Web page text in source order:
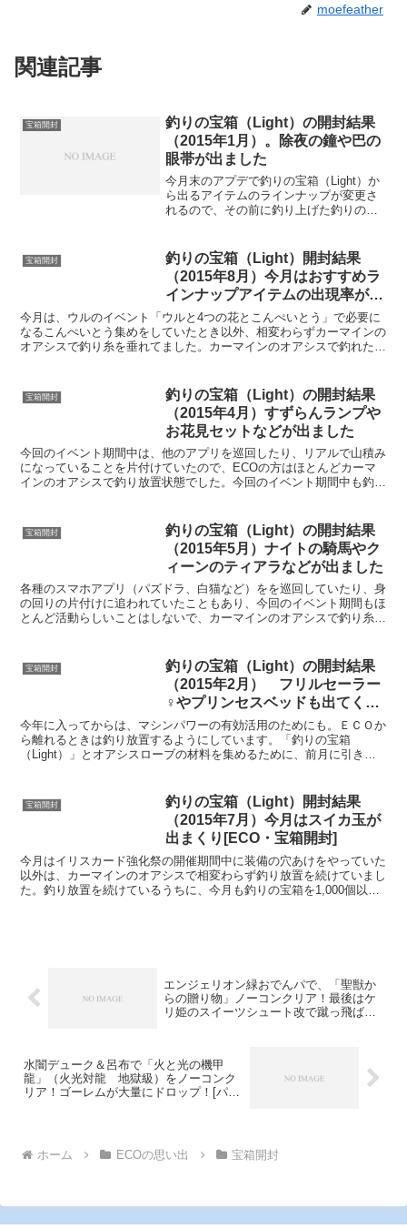
moefeather
関連記事
宝箱開封
釣りの宝箱（Light）の開封結果
（2015年1月）。除夜の鐘や巴の
眼帯が出ました
今月末のアプデで釣りの宝箱（Light）か
ら出るアイテムのラインナップが変更さ
れるので、その前に釣り上げた釣りの宝
イベントで釣り上げた分と合わせて開封
するこ...
宝箱開封
釣りの宝箱（Light）開封結果
（2015年8月）今月はおすすめラ
インナップアイテムの出現率が良
すぎる！[ＥＣＯ・宝箱開封]
今月は、ウルのイベント「ウルと4つの花とこんぺいとう」で必要に
なるこんぺいとう集めをしていたとき以外、相変わらずカーマインの
オアシスで釣り糸を垂れてました。カーマインのオアシスで釣れた
宝箱開封
釣りの宝箱（Light）の開封結果
（2015年4月）すずらんランプや
お花見セットなどが出ました
今回のイベント期間中は、他のアプリを巡回したり、リアルで山積み
になっていることを片付けていたので、ECOの方はほとんどカーマ
インのオアシスで釣り放置状態でした。今回のイベント期間中も釣り
宝箱開封
釣りの宝箱（Light）の開封結果
（2015年5月）ナイトの騎馬やク
ィーンのティアラなどが出ました
各種のスマホアプリ（パズドラ、白猫など）をを巡回していたり、身
の回りの片付けに追われていたこともあり、今回のイベント期間もほ
とんど活動らしいことはしないで、カーマインのオアシスで釣り糸を
宝箱開封
釣りの宝箱（Light）の開封結果
（2015年2月） フリルセーラー
♀やプリンセスベッドも出てくれ
ました！
今年に入ってからは、マシンパワーの有効活用のためにも。ＥＣＯか
ら離れるときは釣り放置するようにしています。「釣りの宝箱
（Light）」とオアシスローブの材料を集めるために、前月に引き続
宝箱開封
釣りの宝箱（Light）開封結果
（2015年7月）今月はスイカ玉が
出まくり[ECO・宝箱開封]
今月はイリスカード強化祭の開催期間中に装備の穴あけをやっていた
以外は、カーマインのオアシスで相変わらず釣り放置を続けていまし
た。釣り放置を続けているうちに、今月も釣りの宝箱を1,000個以上
エンジェリオン緑おでんパで、「聖獣か
らの贈り物」ノーコンクリア！最後はケ
リ姫のスイーツシュート改で蹴っ飛ば
水闇デューク＆呂布で「火と光の機甲
龍」（火光対龍 地獄級）をノーコンク
リア！ゴーレムが大量にドロップ！[パズ
ホーム ECOの思い出 宝箱開封